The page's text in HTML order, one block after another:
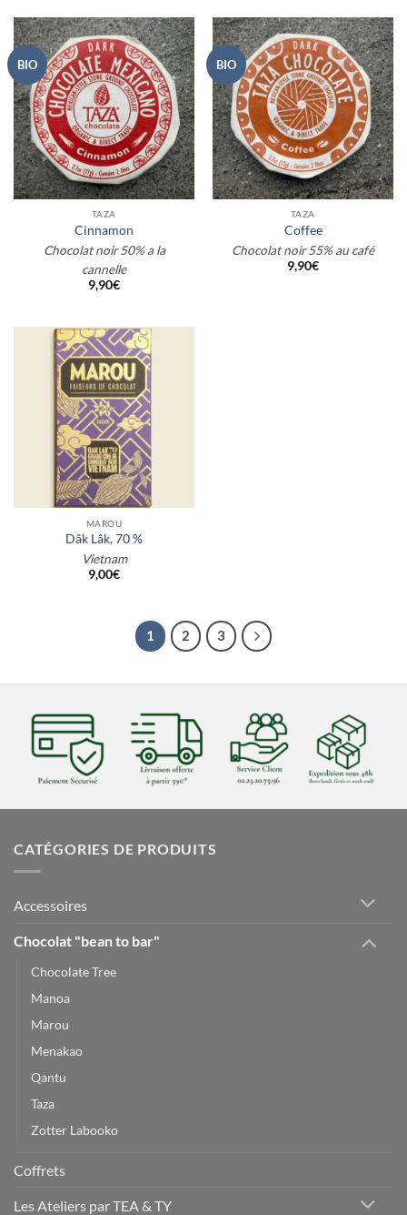
BIO
TAZA
Cinnamon
Chocolat noir 50% a la
cannelle
9,90€
BIO
TAZA
Coffee
Chocolat noir 55% au café
9,90€
MAROU
Dâk Lâk, 70 %
Vietnam
9,00€
1 2 3
CATÉGORIES DE PRODUITS
Accessoires
Chocolat "bean to bar"
Chocolate Tree
Manoa
Marou
Menakao
Qantu
Taza
Zotter Labooko
Coffrets
Les Ateliers par TEA & TY